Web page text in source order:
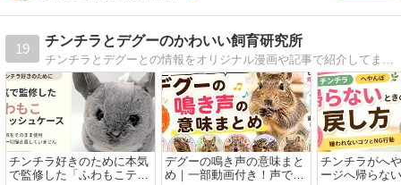
19
チンチラとデグーのかわいい飼育研究所
チンチラとデグーとの情報をオリジナル漫画や記事で紹介してます。今日も皆様が癒されますように。
チンチラ好きのために本気
で監修した「ふわもこティ
デグーの鳴き声の意味まと
め｜一部動画付き！声で気
チンチラがへ
ージへ帰らな